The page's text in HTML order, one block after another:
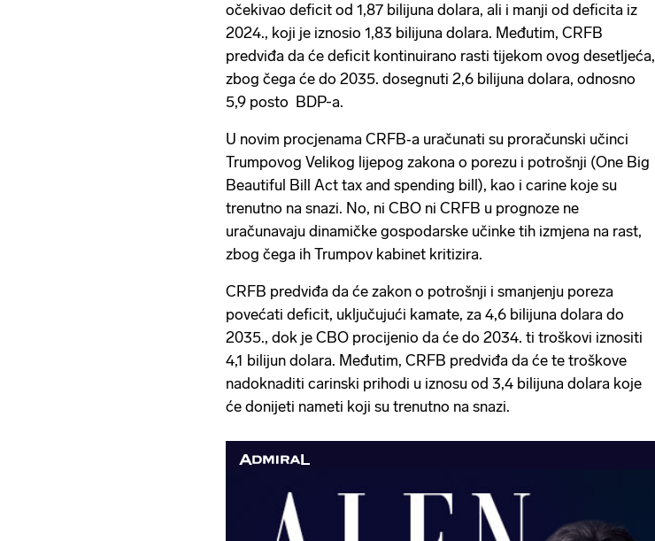
očekivao deficit od 1,87 bilijuna dolara, ali i manji od deficita iz
2024., koji je iznosio 1,83 bilijuna dolara. Međutim, CRFB
predviđa da će deficit kontinuirano rasti tijekom ovog desetljeća,
zbog čega će do 2035. dosegnuti 2,6 bilijuna dolara, odnosno
5,9 posto BDP-a.
U novim procjenama CRFB‑a uračunati su proračunski učinci
Trumpovog Velikog lijepog zakona o porezu i potrošnji (One Big
Beautiful Bill Act tax and spending bill), kao i carine koje su
trenutno na snazi. No, ni CBO ni CRFB u prognoze ne
uračunavaju dinamičke gospodarske učinke tih izmjena na rast,
zbog čega ih Trumpov kabinet kritizira.
CRFB predviđa da će zakon o potrošnji i smanjenju poreza
povećati deficit, uključujući kamate, za 4,6 bilijuna dolara do
2035., dok je CBO procijenio da će do 2034. ti troškovi iznositi
4,1 bilijun dolara. Međutim, CRFB predviđa da će te troškove
nadoknaditi carinski prihodi u iznosu od 3,4 bilijuna dolara koje
će donijeti nameti koji su trenutno na snazi.